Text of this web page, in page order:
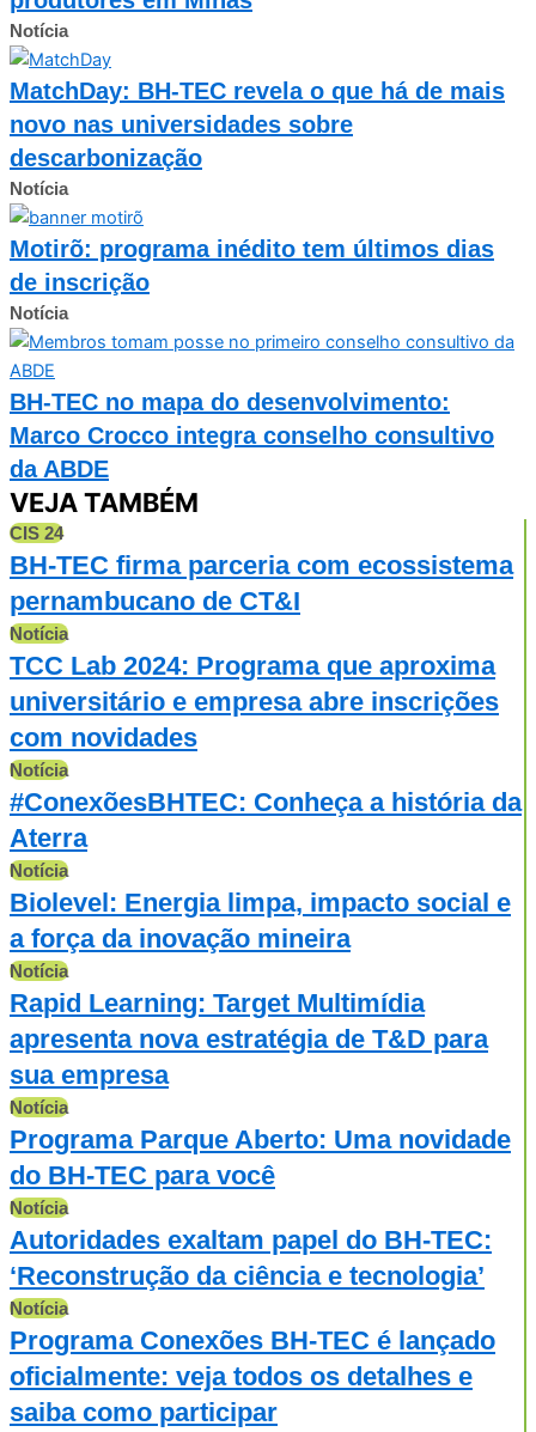
Notícia
MatchDay: BH-TEC revela o que há de mais
novo nas universidades sobre
descarbonização
Notícia
Motirõ: programa inédito tem últimos dias
de inscrição
Notícia
BH-TEC no mapa do desenvolvimento:
Marco Crocco integra conselho consultivo
da ABDE
VEJA TAMBÉM
CIS 24
BH-TEC firma parceria com ecossistema
pernambucano de CT&I
Notícia
TCC Lab 2024: Programa que aproxima
universitário e empresa abre inscrições
com novidades
Notícia
#ConexõesBHTEC: Conheça a história da
Aterra
Notícia
Biolevel: Energia limpa, impacto social e
a força da inovação mineira
Notícia
Rapid Learning: Target Multimídia
apresenta nova estratégia de T&D para
sua empresa
Notícia
Programa Parque Aberto: Uma novidade
do BH-TEC para você
Notícia
Autoridades exaltam papel do BH-TEC:
‘Reconstrução da ciência e tecnologia’
Notícia
Programa Conexões BH-TEC é lançado
oficialmente: veja todos os detalhes e
saiba como participar